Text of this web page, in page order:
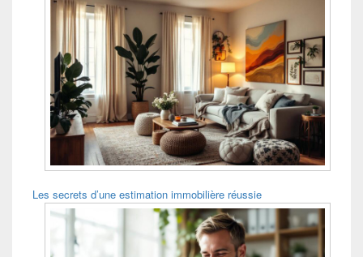
Les secrets d’une estimation immobilière réussie